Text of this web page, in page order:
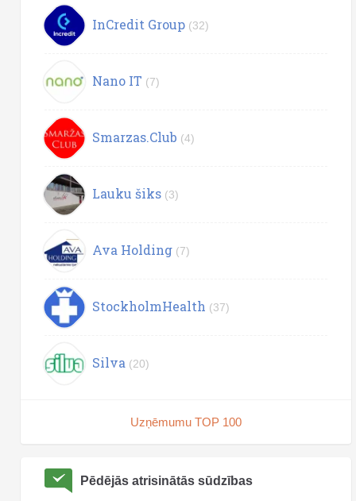
InCredit Group (32)
Nano IT (7)
Smarzas.Club (4)
Lauku šiks (3)
Ava Holding (7)
StockholmHealth (37)
Silva (20)
Uzņēmumu TOP 100
Pēdējās atrisinātās sūdzības